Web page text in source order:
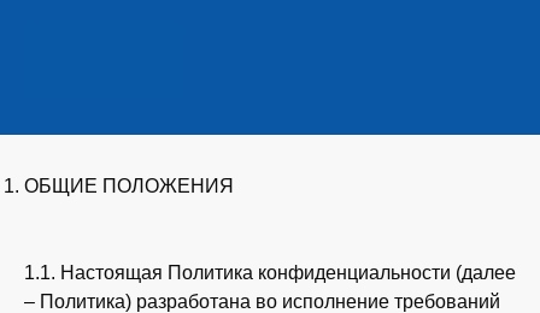
ОБЩИЕ ПОЛОЖЕНИЯ
1.1. Настоящая Политика конфиденциальности (далее
– Политика) разработана во исполнение требований